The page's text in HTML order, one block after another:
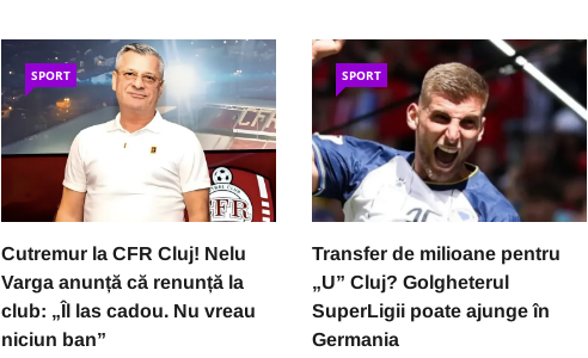
SPORT
Cutremur la CFR Cluj! Nelu
Varga anunță că renunță la
club: „Îl las cadou. Nu vreau
niciun ban”
SPORT
Transfer de milioane pentru
„U” Cluj? Golgheterul
SuperLigii poate ajunge în
Germania